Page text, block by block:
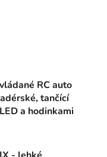
RC auto
tančící
a hodinkami